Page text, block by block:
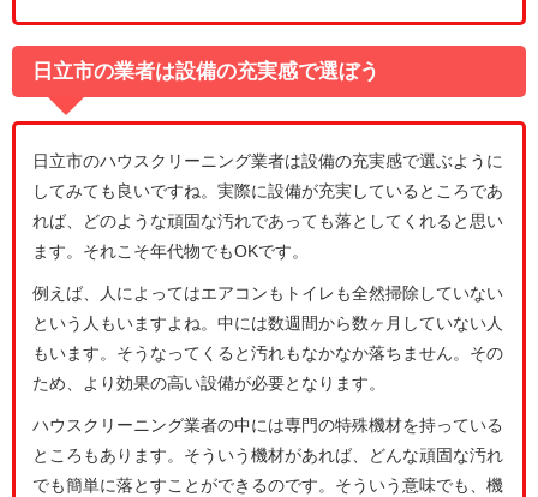
日立市の業者は設備の充実感で選ぼう
日立市のハウスクリーニング業者は設備の充実感で選ぶように
してみても良いですね。実際に設備が充実しているところであ
れば、どのような頑固な汚れであっても落としてくれると思い
ます。それこそ年代物でもOKです。
例えば、人によってはエアコンもトイレも全然掃除していない
という人もいますよね。中には数週間から数ヶ月していない人
もいます。そうなってくると汚れもなかなか落ちません。その
ため、より効果の高い設備が必要となります。
ハウスクリーニング業者の中には専門の特殊機材を持っている
ところもあります。そういう機材があれば、どんな頑固な汚れ
でも簡単に落とすことができるのです。そういう意味でも、機